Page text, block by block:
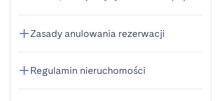
Zasady anulowania rezerwacji
Regulamin nieruchomości